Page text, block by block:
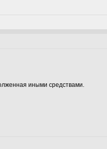
иными средствами.